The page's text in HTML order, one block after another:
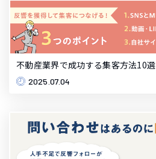
不動産業界で成功する集客方法10選
2025.07.04